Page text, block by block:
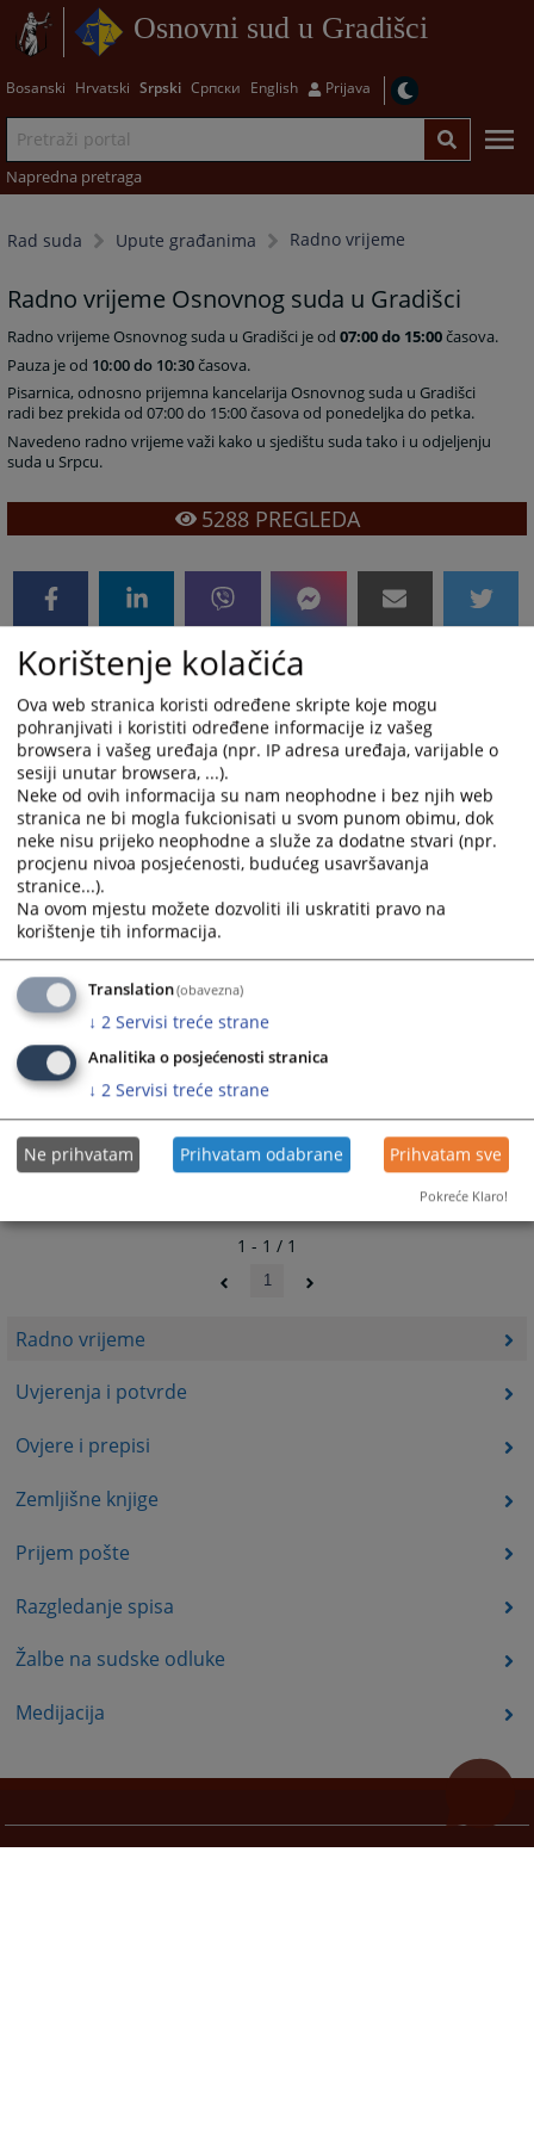
Osnovni sud u Gradišci
Bosanski Hrvatski Srpski Српски English Prijava
Napredna pretraga
Rad suda Upute građanima Radno vrijeme
Radno vrijeme
Uvjerenja i potvrde
Ovjere i prepisi
Zemljišne knjige
Prijem pošte
Razgledanje spisa
Žalbe na sudske odluke
Medijacija
Radno vrijeme Osnovnog suda u Gradišci
Radno vrijeme Osnovnog suda u Gradišci je od07:00 do 15:00časova.
Pauza je od 10:00 do 10:30časova.
Pisarnica, odnosno prijemna kancelarija Osnovnog suda u Gradišci
radi bez prekida od 07:00 do 15:00 časova od ponedeljka do petka.
Navedeno radno vrijeme važi kako u sjedištu suda tako i u odjeljenju
suda u Srpcu.
5288PREGLEDA
1 - 1 / 1
1
Korištenje kolačića
Ova web stranica koristi određene skripte koje mogu
pohranjivati i koristiti određene informacije iz vašeg
browsera i vašeg uređaja (npr. IP adresa uređaja, varijable o
sesiji unutar browsera, ...).
Neke od ovih informacija su nam neophodne i bez njih web
stranica ne bi mogla fukcionisati u svom punom obimu, dok
neke nisu prijeko neophodne a služe za dodatne stvari (npr.
procjenu nivoa posjećenosti, budućeg usavršavanja
stranice...).
Na ovom mjestu možete dozvoliti ili uskratiti pravo na
korištenje tih informacija.
Translation(obavezna)
↓ 2 Servisi treće strane
Analitika o posjećenosti stranica
↓ 2 Servisi treće strane
Ne prihvatam Prihvatam odabrane Prihvatam sve
Pokreće Klaro!